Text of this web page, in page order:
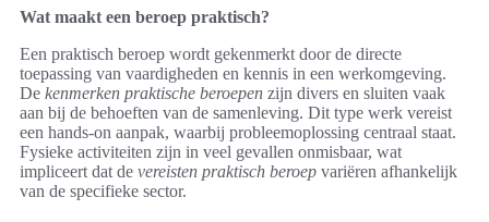
Wat maakt een beroep praktisch?
Een praktisch beroep wordt gekenmerkt door de directe
toepassing van vaardigheden en kennis in een werkomgeving.
De kenmerken praktische beroepen zijn divers en sluiten vaak
aan bij de behoeften van de samenleving. Dit type werk vereist
een hands-on aanpak, waarbij probleemoplossing centraal staat.
Fysieke activiteiten zijn in veel gevallen onmisbaar, wat
impliceert dat de vereisten praktisch beroep variëren afhankelijk
van de specifieke sector.